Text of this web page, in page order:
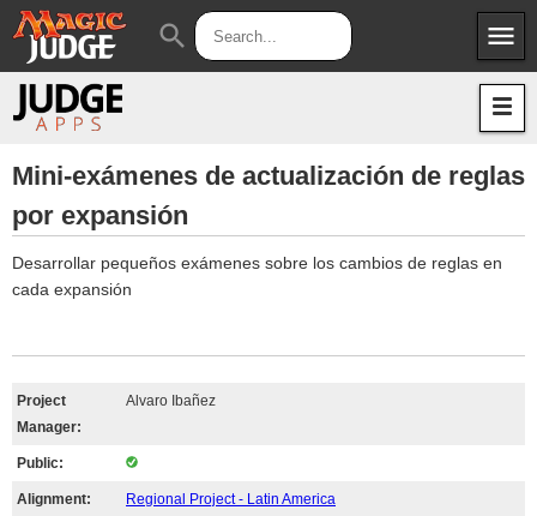
menu
Apps
search
Mini-exámenes de actualización de reglas
por expansión
Desarrollar pequeños exámenes sobre los cambios de reglas en
cada expansión
Project
Manager:
Alvaro Ibañez
Public:
Alignment:
Regional Project - Latin America